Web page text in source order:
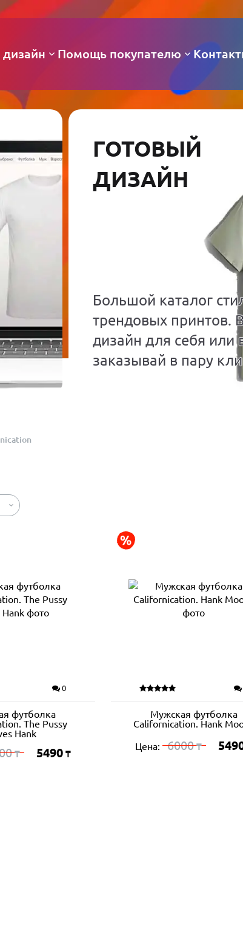
дизайн Помощь покупателю
ГОТОВЫЙ
ДИЗАЙН
Большой каталог
трендовых принтов.
дизайн для себя или
заказывай в пару
0
футболка
The Pussy
Hank
₸ 5490 ₸
Мужская футболка
Californication. Hank
Цена: 6000₸